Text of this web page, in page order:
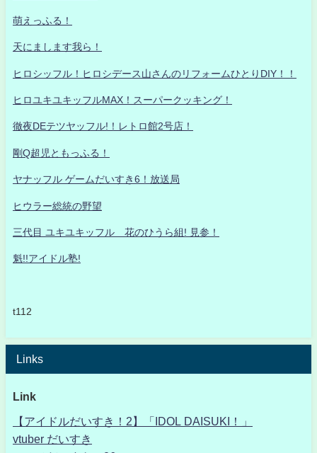
萌えっふる！
天にまします我ら！
ヒロシッフル！ヒロシデース山さんのリフォームひとりDIY！！
ヒロユキユキッフルMAX！スーパークッキング！
徹夜DEテツヤッフル!！レトロ館2号店！
剛Q超児ともっふる！
ヤナッフル ゲームだいすき6！放送局
ヒウラー総統の野望
三代目 ユキユキッフル 花のひうら組! 見参！
魁!!アイドル塾!
t112
Links
Link
【アイドルだいすき！2】「IDOL DAISUKI！」
vtuber だいすき